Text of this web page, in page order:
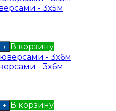
- 3x5м
+ В корзину
- 3x6м
+ В корзину